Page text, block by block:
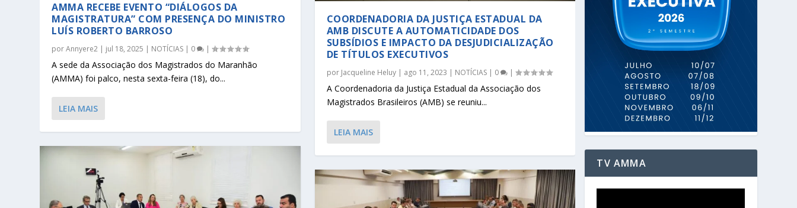
AMMA RECEBE EVENTO “DIÁLOGOS DA
MAGISTRATURA” COM PRESENÇA DO MINISTRO
LUÍS ROBERTO BARROSO
porAnnyere2 | jul 18, 2025 | NOTÍCIAS | 0 |
A sede da Associação dos Magistrados do Maranhão
(AMMA) foi palco, nesta sexta-feira (18), do...
LEIA MAIS
COORDENADORIA DA JUSTIÇA ESTADUAL DA
AMB DISCUTE A AUTOMATICIDADE DOS
SUBSÍDIOS E IMPACTO DA DESJUDICIALIZAÇÃO
DE TÍTULOS EXECUTIVOS
por Jacqueline Heluy| ago 11, 2023 | NOTÍCIAS| 0 |
A Coordenadoria da Justiça Estadual da Associação dos
Magistrados Brasileiros (AMB) se reuniu...
LEIA MAIS
TV AMMA